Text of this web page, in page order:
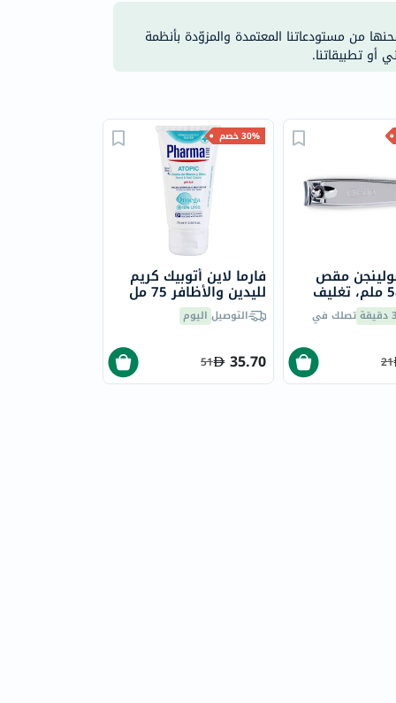
من مستودعاتنا المعتمدة والمزوّدة بأنظمة
أو تطبيقاتنا.
30% خصم
فارما لاين أتوبيك كريم
لليدين والأظافر 75 مل
التوصيل اليوم
35.70
51
مقص
أظافر، 58 ملم، تغليف
حزمة من 1تصلك في
21